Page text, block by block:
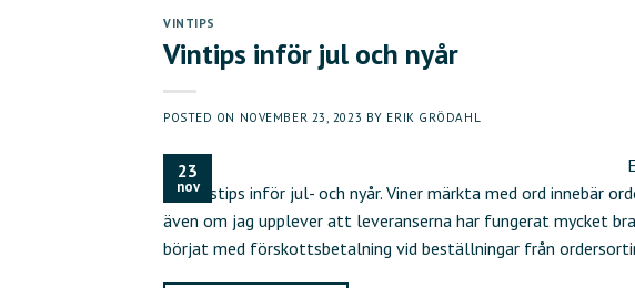
VINTIPS
Vintips inför jul och nyår
POSTED ON NOVEMBER 23, 2023 BY ERIK GRÖDAHL
23
nov
dryckestips inför jul- och nyår. Viner märkta med ord innebär
även om jag upplever att leveranserna har fungerat mycket
börjat med förskottsbetalning vid beställningar från